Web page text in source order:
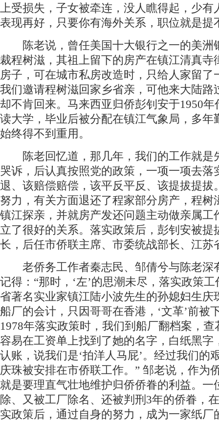
上受损失，子女被牵连，没人瞧得起，少有
表现再好，只要你有海外关系，职位就是
陈老说，曾任美国十大银行之一的美洲
裁程树滋，其祖上留下的房产在镇江清真寺
房子，可在城市私房改造时，只给人家留了
我们邀请程树滋回家乡省亲，可他来大陆路
却不肯回来。马来西亚归侨彭钊安于1950年
读大学，毕业后被分配在镇江气象局，多年
始终得不到重用。
陈老回忆道，那几年，我们的工作就是
哭诉，后认真按照党的政策，一项一项去落
退、该赔偿赔偿，该平反平反、该提拔提拔
努力，有关方面退还了程家部分房产，程树
镇江探亲，并就房产发还问题主动做亲属工
立了很好的关系。落实政策后，彭钊安被提
长，后任市侨联主席、市委统战部长、江苏
老侨务工作者秦志民、邹倩兮与陈老深
记得：“那时，‘左’的思潮未尽，落实政策
省著名实业家镇江陆小波先生的孙媳妇生庆
船厂的会计，只因哥哥在香港，‘文革’前被
1978年落实政策时，我们到船厂翻档案，查
容易在工资单上找到了她的名字，白纸黑字
认账，说我们是‘拍洋人马屁’。经过我们的
庆珠被安排在市侨联工作。” 邹老说，作为
就是要理直气壮地维护归侨侨眷的利益。一
除、又被工厂除名、还被判刑3年的侨眷，
实政策后，通过自身的努力，成为一家纸厂